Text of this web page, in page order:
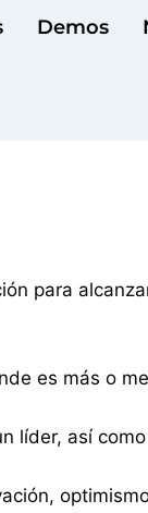
Demos
para
es más o
líder, así